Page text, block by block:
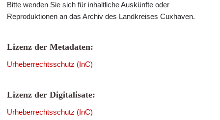
Bitte wenden Sie sich für inhaltliche Auskünfte oder
Reproduktionen an das Archiv des Landkreises Cuxhaven.
Lizenz der Metadaten:
Urheberrechtsschutz (InC)
Lizenz der Digitalisate:
Urheberrechtsschutz (InC)